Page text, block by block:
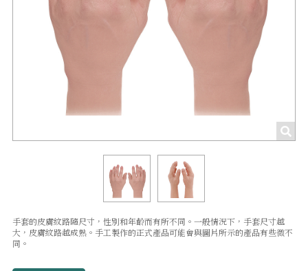
手套的皮膚紋路隨尺寸，性別和年齡而有所不同。一般情況下，手套尺寸越
大，皮膚紋路越成熟。手工製作的正式產品可能會與圖片所示的產品有些微不
同。